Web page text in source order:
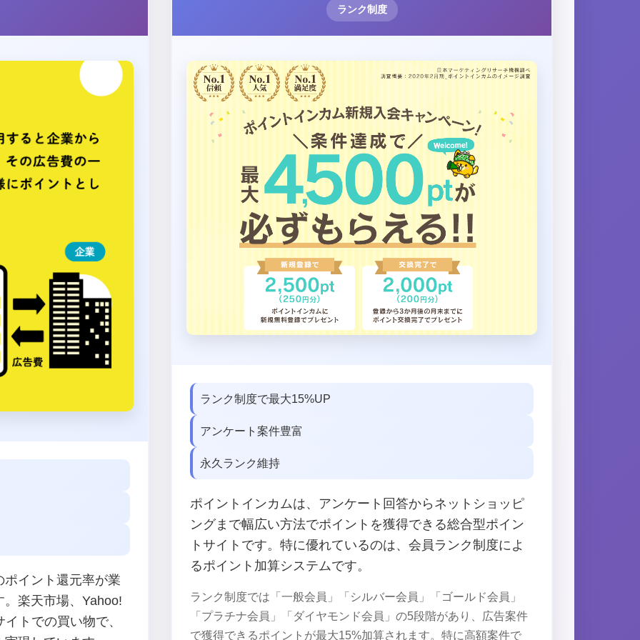
イント還元率が業
楽天市場、Yahoo!
トでの買い物で、
ランク制度
ランク制度で最大15%UP
アンケート案件豊富
永久ランク維持
ポイントインカムは、アンケート回答からネットショッピ
ングまで幅広い方法でポイントを獲得できる総合型ポイン
トサイトです。特に優れているのは、会員ランク制度によ
るポイント加算システムです。
ランク制度では「一般会員」「シルバー会員」「ゴールド会員」
「プラチナ会員」「ダイヤモンド会員」の5段階があり、広告案件
で獲得できるポイントが最大15%加算されます。特に高額案件で